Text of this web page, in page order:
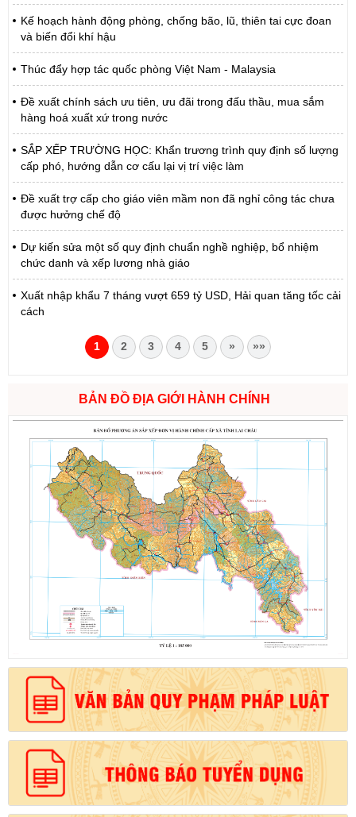
Kế hoạch hành động phòng, chống bão, lũ, thiên tai cực đoan
và biến đổi khí hậu
Thúc đẩy hợp tác quốc phòng Việt Nam - Malaysia
Đề xuất chính sách ưu tiên, ưu đãi trong đấu thầu, mua sắm
hàng hoá xuất xứ trong nước
SẮP XẾP TRƯỜNG HỌC: Khẩn trương trình quy định số lượng
cấp phó, hướng dẫn cơ cấu lại vị trí việc làm
Đề xuất trợ cấp cho giáo viên mầm non đã nghỉ công tác chưa
được hưởng chế độ
Dự kiến sửa một số quy định chuẩn nghề nghiệp, bổ nhiệm
chức danh và xếp lương nhà giáo
Xuất nhập khẩu 7 tháng vượt 659 tỷ USD, Hải quan tăng tốc cải
cách
1 2 3 4 5 » »»
BẢN ĐỒ ĐỊA GIỚI HÀNH CHÍNH